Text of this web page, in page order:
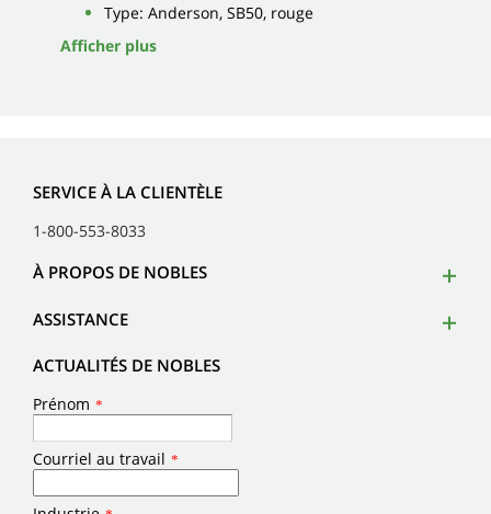
Type: Anderson, SB50, rouge
Afficher plus
SERVICE À LA CLIENTÈLE
1-800-553-8033
À PROPOS DE NOBLES
ASSISTANCE
ACTUALITÉS DE NOBLES